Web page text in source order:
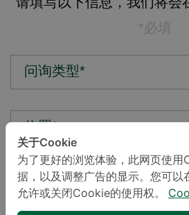
请填写以下信息，我们将会
*必填
问询类型*
您的疑问*
关于Cookie
为了更好的浏览体验，此网页使
据，以及调整广告的显示。您可以
允许或关闭Cookie的使用权。